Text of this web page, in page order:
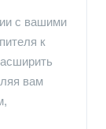
с вашими
к
вам